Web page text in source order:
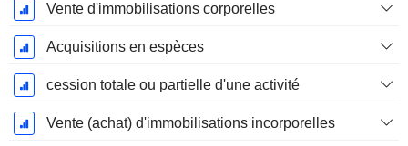
Vente d'immobilisations corporelles
Acquisitions en espèces
cession totale ou partielle d'une activité
Vente (achat) d'immobilisations incorporelles